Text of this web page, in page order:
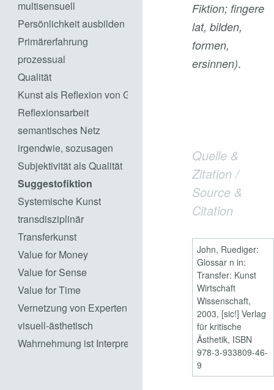
multisensuell
Persönlichkeit ausbilden
Primärerfahrung
prozessual
Qualität
Kunst als Reflexion von Gesellschaft / Kunst als
Reflexionsarbeit
semantisches Netz
irgendwie, sozusagen
Subjektivität als Qualität
Suggestofiktion
Systemische Kunst
transdisziplinär
Transferkunst
Value for Money
Value for Sense
Value for Time
Vernetzung von Experten
visuell-ästhetisch
Wahrnehmung ist Interpretation
Fiktion; fingere
lat, bilden,
formen,
ersinnen).
Quelle &
Zitation /
Source &
Citation
John, Ruediger:
Glossar n in:
Transfer: Kunst
Wirtschaft
Wissenschaft,
2003, [sic!] Verlag
für kritische
Ästhetik, ISBN
978-3-933809-46-
9